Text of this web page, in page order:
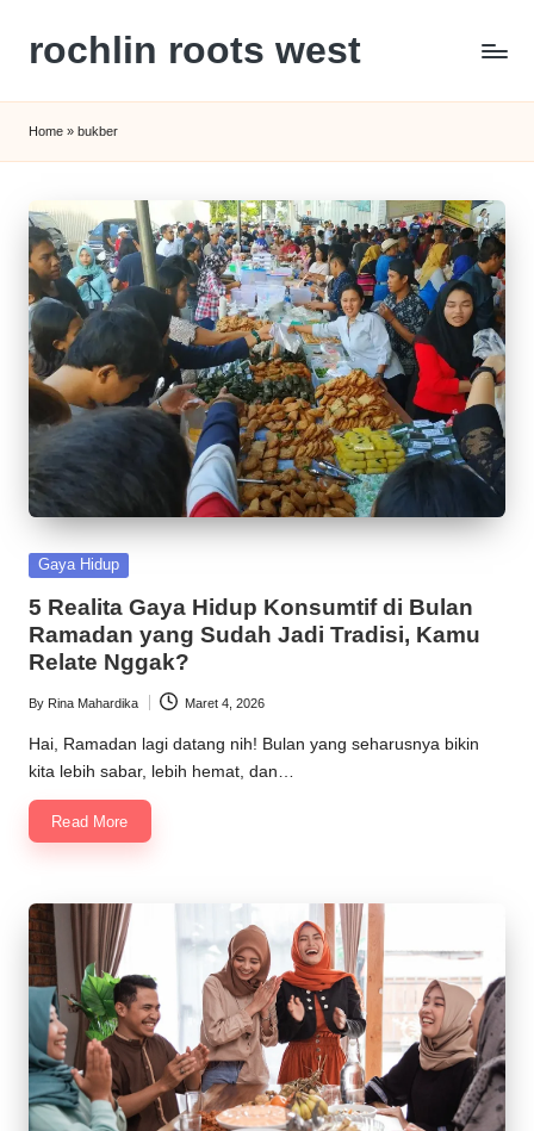
content
rochlin roots west
Kesehatan
Modern
Home » bukber
Posted
Gaya Hidup
5 Realita Gaya Hidup Konsumtif di Bulan
Ramadan yang Sudah Jadi Tradisi, Kamu
Relate Nggak?
Posted
by
By Rina Mahardika Maret 4, 2026
Hai, Ramadan lagi datang nih! Bulan yang seharusnya bikin
kita lebih sabar, lebih hemat, dan…
Read More